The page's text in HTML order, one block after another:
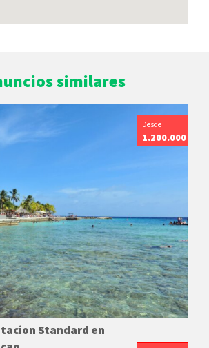
similares
Desde
1.200.000
Standard en